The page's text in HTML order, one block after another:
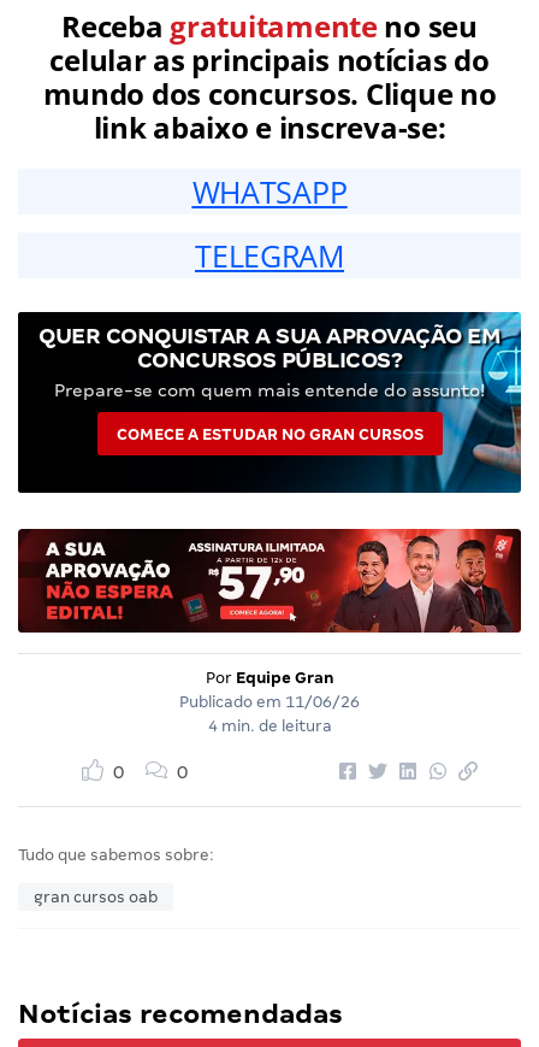
Receba gratuitamenteno seu
celular as principais notícias do
mundo dos concursos. Clique no
link abaixo e inscreva-se:
WHATSAPP
TELEGRAM
QUER CONQUISTAR A SUA APROVAÇÃO EM
CONCURSOS PÚBLICOS?
Prepare-se com quem mais entende do assunto!
COMECE A ESTUDAR NO GRAN CURSOS
Por Equipe Gran
Publicado em 11/06/26
4 min. de leitura
0 0
Tudo que sabemos sobre:
gran cursos oab
Notícias recomendadas